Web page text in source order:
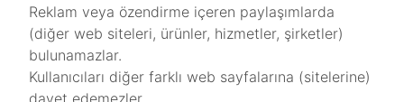
Reklam veya özendirme içeren paylaşımlarda
(diğer web siteleri, ürünler, hizmetler, şirketler)
bulunamazlar.
Kullanıcıları diğer farklı web sayfalarına (sitelerine)
davet edemezler.